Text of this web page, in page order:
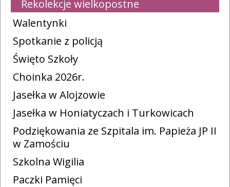
Rekolekcje wielkopostne
Walentynki
Spotkanie z policją
Święto Szkoły
Choinka 2026r.
Jasełka w Alojzowie
Jasełka w Honiatyczach i Turkowicach
Podziękowania ze Szpitala im. Papieża JP II
w Zamościu
Szkolna Wigilia
Paczki Pamięci